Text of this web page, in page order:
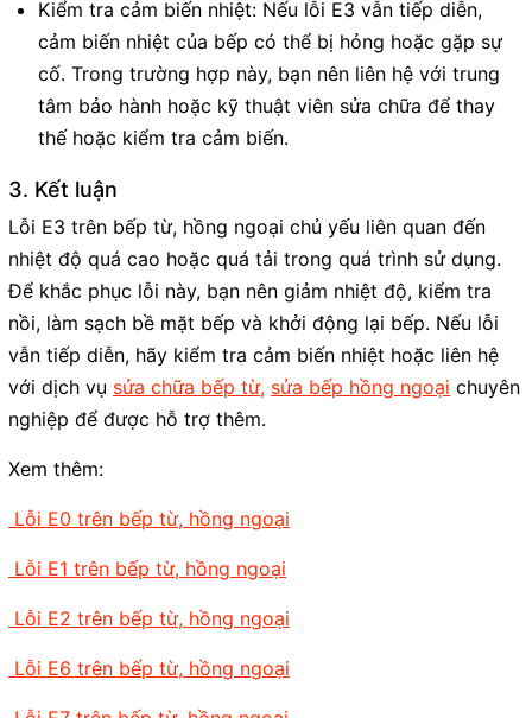
Kiểm tra cảm biến nhiệt: Nếu lỗi E3 vẫn tiếp diễn,
cảm biến nhiệt của bếp có thể bị hỏng hoặc gặp sự
cố. Trong trường hợp này, bạn nên liên hệ với trung
tâm bảo hành hoặc kỹ thuật viên sửa chữa để thay
thế hoặc kiểm tra cảm biến.
3. Kết luận
Lỗi E3 trên bếp từ, hồng ngoại chủ yếu liên quan đến
nhiệt độ quá cao hoặc quá tải trong quá trình sử dụng.
Để khắc phục lỗi này, bạn nên giảm nhiệt độ, kiểm tra
nồi, làm sạch bề mặt bếp và khởi động lại bếp. Nếu lỗi
vẫn tiếp diễn, hãy kiểm tra cảm biến nhiệt hoặc liên hệ
với dịch vụ sửa chữa bếp từ, sửa bếp hồng ngoại chuyên
nghiệp để được hỗ trợ thêm.
Xem thêm:
Lỗi E0 trên bếp từ, hồng ngoại
Lỗi E1 trên bếp từ, hồng ngoại
Lỗi E2 trên bếp từ, hồng ngoại
Lỗi E6 trên bếp từ, hồng ngoại